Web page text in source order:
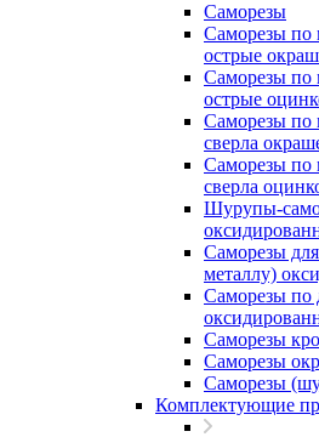
Саморезы
Саморезы по
острые
Саморезы по
острые
Саморезы по
сверла
Саморезы по
сверла
Шурупы-
Саморезы
металлу)
Саморезы по
Саморезы
Саморезы
Саморезы
Комплектующие